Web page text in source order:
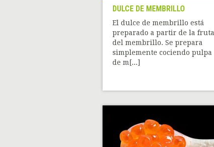
DULCE DE MEMBRILLO
El dulce de membrillo está
preparado a partir de la fruta
del membrillo. Se prepara
simplemente cociendo pulpa
de m[...]